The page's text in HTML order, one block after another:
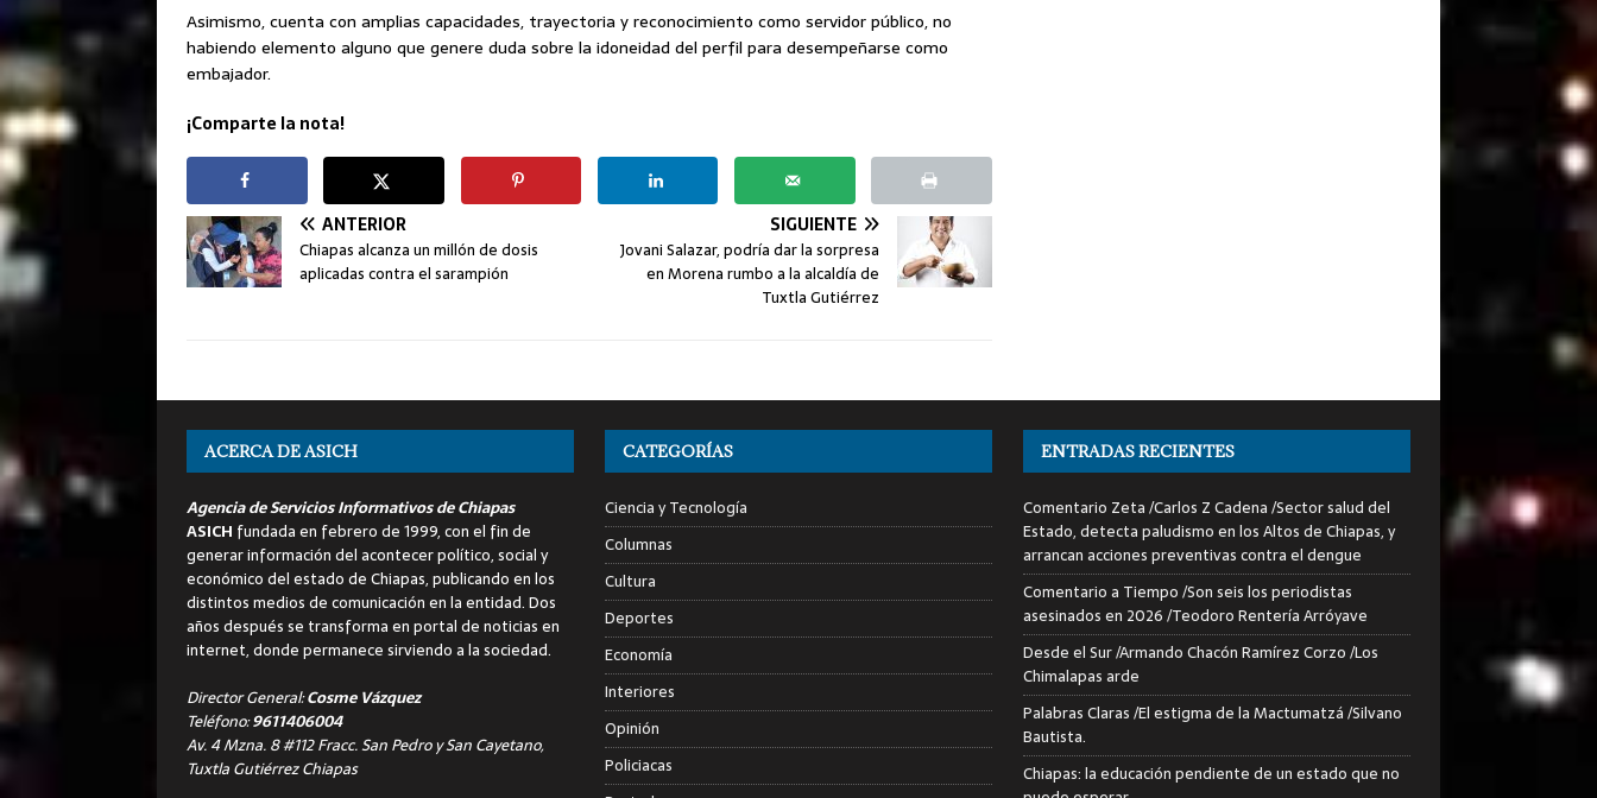
Asimismo, cuenta con amplias capacidades, trayectoria y reconocimiento como servidor público, no
habiendo elemento alguno que genere duda sobre la idoneidad del perfil para desempeñarse como
embajador.
¡Comparte la nota!
ANTERIOR
Chiapas alcanza un millón de dosis
aplicadas contra el sarampión
SIGUIENTE
Jovani Salazar, podría dar la sorpresa
en Morena rumbo a la alcaldía de
Tuxtla Gutiérrez
ACERCA DE ASICH
Agencia de Servicios Informativos de Chiapas
ASICH fundada en febrero de 1999, con el fin de
generar información del acontecer político, social y
económico del estado de Chiapas, publicando en los
distintos medios de comunicación en la entidad. Dos
años después se transforma en portal de noticias en
internet, donde permanece sirviendo a la sociedad.
Director General:Cosme Vázquez
Teléfono:9611406004
Av. 4 Mzna. 8 #112 Fracc. San Pedro y San Cayetano,
Tuxtla Gutiérrez Chiapas
CATEGORÍAS
Ciencia y Tecnología
Columnas
Cultura
Deportes
Economía
Interiores
Opinión
Policiacas
ENTRADAS RECIENTES
Comentario Zeta /Carlos Z Cadena /Sector salud del
Estado, detecta paludismo en los Altos de Chiapas, y
arrancan acciones preventivas contra el dengue
Comentario a Tiempo /Son seis los periodistas
asesinados en 2026 /Teodoro Rentería Arróyave
Desde el Sur /Armando Chacón Ramírez Corzo /Los
Chimalapas arde
Palabras Claras /El estigma de la Mactumatzá /Silvano
Bautista.
Chiapas: la educación pendiente de un estado que no